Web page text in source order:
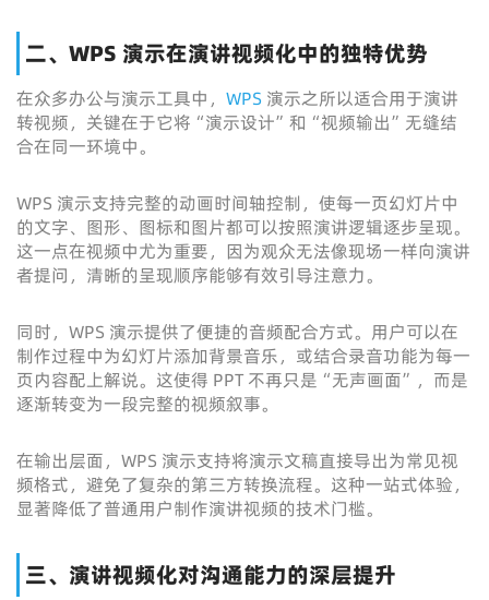
二、WPS 演示在演讲视频化中的独特优势
在众多办公与演示工具中， WPS 演示之所以适合用于演讲
转视频，关键在于它将“演示设计”和“视频输出”无缝结
合在同一环境中。
WPS 演示支持完整的动画时间轴控制，使每一页幻灯片中
的文字、图形、图标和图片都可以按照演讲逻辑逐步呈现。
这一点在视频中尤为重要，因为观众无法像现场一样向演讲
者提问，清晰的呈现顺序能够有效引导注意力。
同时，WPS 演示提供了便捷的音频配合方式。用户可以在
制作过程中为幻灯片添加背景音乐，或结合录音功能为每一
页内容配上解说。这使得 PPT 不再只是“无声画面”，而是
逐渐转变为一段完整的视频叙事。
在输出层面，WPS 演示支持将演示文稿直接导出为常见视
频格式，避免了复杂的第三方转换流程。这种一站式体验，
显著降低了普通用户制作演讲视频的技术门槛。
三、演讲视频化对沟通能力的深层提升